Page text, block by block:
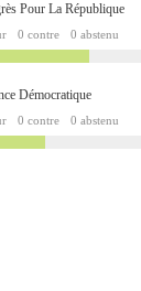
Pour La République
0 contre 0 abstenu
Démocratique
0 contre 0 abstenu